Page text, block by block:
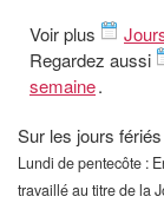
Voir plus
Regardez aussi
semaine.
Sur les jours
Lundi de pentecôte :
travaillé au titre de la